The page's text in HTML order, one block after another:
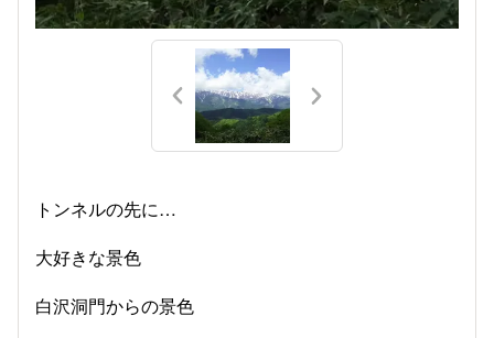
トンネルの先に…
大好きな景色
白沢洞門からの景色